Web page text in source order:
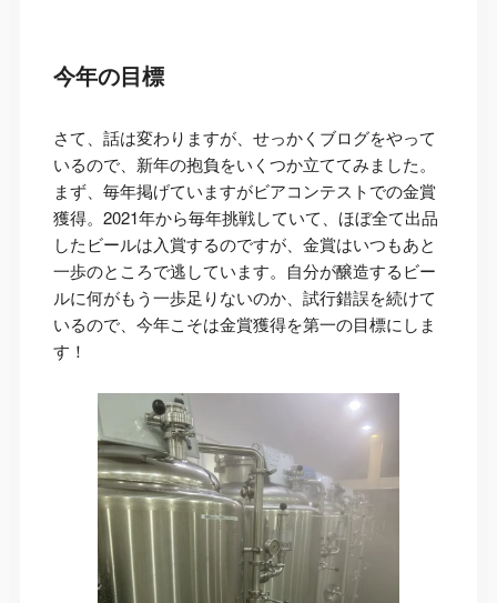
今年の目標
さて、話は変わりますが、せっかくブログをやって
いるので、新年の抱負をいくつか立ててみました。
まず、毎年掲げていますがビアコンテストでの金賞
獲得。2021年から毎年挑戦していて、ほぼ全て出品
したビールは入賞するのですが、金賞はいつもあと
一歩のところで逃しています。自分が醸造するビー
ルに何がもう一歩足りないのか、試行錯誤を続けて
いるので、今年こそは金賞獲得を第一の目標にしま
す！